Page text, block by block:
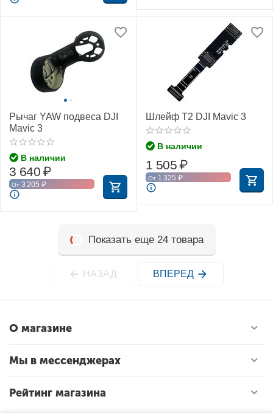
Рычаг YAW подвеса DJI
Mavic 3
В наличии
3 640₽
От 3 205 ₽
Шлейф T2 DJI Mavic 3
В наличии
1 505₽
От 1 325 ₽
Показать еще 24 товара
НАЗАД ВПЕРЕД
О магазине
Мы в мессенджерах
Рейтинг магазина